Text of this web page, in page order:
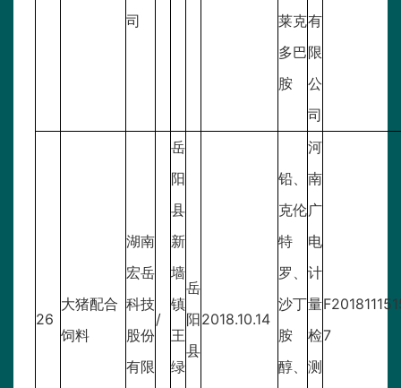
司
莱克
多巴
胺
有
限
公
司
26
大猪配合
饲料
湖南
宏岳
科技
股份
有限
/
岳
阳
县
新
墙
镇
王
绿
岳
阳
县
2018.10.14
铅、
克伦
特
罗、
沙丁
胺
醇、
河
南
广
电
计
量
检
测
7